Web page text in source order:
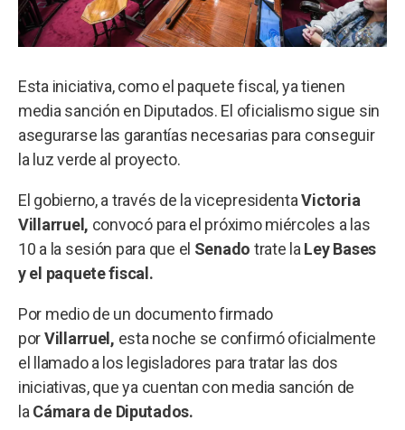
Esta iniciativa, como el paquete fiscal, ya tienen
media sanción en Diputados. El oficialismo sigue sin
asegurarse las garantías necesarias para conseguir
la luz verde al proyecto.
El gobierno, a través de la vicepresidentaVictoria
Villarruel, convocó para el próximo miércoles a las
10 a la sesión para que el Senado trate la Ley Bases
y el paquete fiscal.
Por medio de un documento firmado
porVillarruel, esta noche se confirmó oficialmente
el llamado a los legisladores para tratar las dos
iniciativas, que ya cuentan con media sanción de
la Cámara de Diputados.